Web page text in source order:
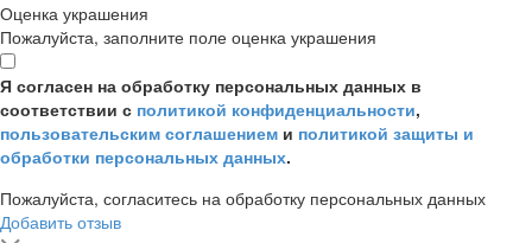
Оценка украшения
Пожалуйста, заполните поле оценка украшения
Я согласен на обработку персональных данных в
соответствии с политикой конфиденциальности,
пользовательским соглашением и политикой защиты и
обработки персональных данных.
Пожалуйста, согласитесь на обработку персональных данных
Добавить отзыв